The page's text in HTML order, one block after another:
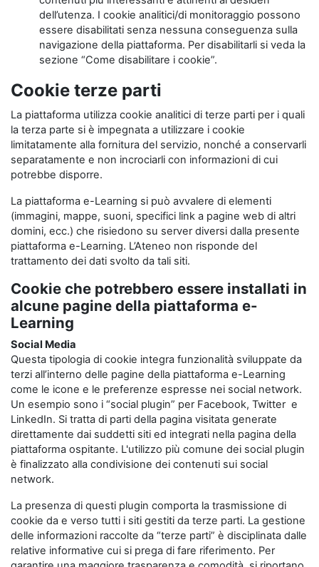
dell’utenza. I cookie analitici/di monitoraggio possono
essere disabilitati senza nessuna conseguenza sulla
navigazione della piattaforma. Per disabilitarli si veda la
sezione “Come disabilitare i cookie”.
Cookie terze parti
La piattaforma utilizza cookie analitici di terze parti per i quali
la terza parte si è impegnata a utilizzare i cookie
limitatamente alla fornitura del servizio, nonché a conservarli
separatamente e non incrociarli con informazioni di cui
potrebbe disporre.
La piattaforma e-Learning si può avvalere di elementi
(immagini, mappe, suoni, specifici link a pagine web di altri
domini, ecc.) che risiedono su server diversi dalla presente
piattaforma e-Learning. L’Ateneo non risponde del
trattamento dei dati svolto da tali siti.
Cookie che potrebbero essere installati in
alcune pagine della piattaforma e-
Learning
Social Media
Questa tipologia di cookie integra funzionalità sviluppate da
terzi all’interno delle pagine della piattaforma e-Learning
come le icone e le preferenze espresse nei social network.
Un esempio sono i “social plugin” per Facebook, Twitter e
LinkedIn. Si tratta di parti della pagina visitata generate
direttamente dai suddetti siti ed integrati nella pagina della
piattaforma ospitante. L'utilizzo più comune dei social plugin
è finalizzato alla condivisione dei contenuti sui social
network.
La presenza di questi plugin comporta la trasmissione di
cookie da e verso tutti i siti gestiti da terze parti. La gestione
delle informazioni raccolte da “terze parti” è disciplinata dalle
relative informative cui si prega di fare riferimento. Per